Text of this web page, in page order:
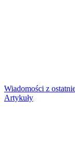
Wiadomości z
Artykuły